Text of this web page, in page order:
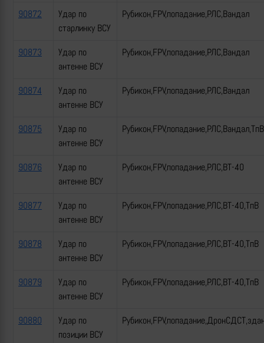
90872
Удар по
старлинку ВСУ
Рубикон,FPV,попадание,РЛС,Вандал
90873
Удар по
антенне ВСУ
Рубикон,FPV,попадание,РЛС,Вандал
90874
Удар по
антенне ВСУ
Рубикон,FPV,попадание,РЛС,Вандал
90875
Удар по
антенне ВСУ
Рубикон,FPV,попадание,РЛС,Вандал,ТпВ
90876
Удар по
антенне ВСУ
Рубикон,FPV,попадание,РЛС,ВТ-40
90877
Удар по
антенне ВСУ
Рубикон,FPV,попадание,РЛС,ВТ-40,ТпВ
90878
Удар по
антенне ВСУ
Рубикон,FPV,попадание,РЛС,ВТ-40,ТпВ
90879
Удар по
антенне ВСУ
Рубикон,FPV,попадание,РЛС,ВТ-40,ТпВ
90880
Удар по
позиции ВСУ